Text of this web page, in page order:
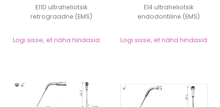
E11D ultraheliotsik
retrograadne (EMS)
Logi sisse, et näha hindasid
E14 ultraheliotsik
endodontiline (EMS)
Logi sisse, et näha hindasid